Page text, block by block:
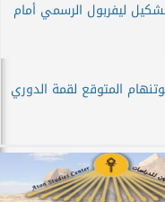
ليفربول الرسمي أمام
المتوقع لقمة الدوري